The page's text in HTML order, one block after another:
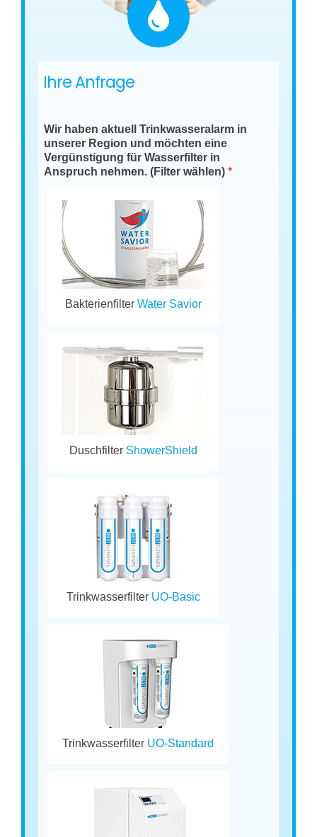
Ihre Anfrage
Wir haben aktuell Trinkwasseralarm in
unserer Region und möchten eine
Vergünstigung für Wasserfilter in
Anspruch nehmen. (Filter wählen)*
Bakterienfilter Water Savior
Duschfilter ShowerShield
Trinkwasserfilter UO-Basic
Trinkwasserfilter UO-Standard